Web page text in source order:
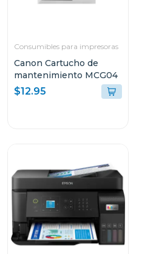
Consumibles para impresoras
Canon Cartucho de
mantenimiento MCG04
$12.95